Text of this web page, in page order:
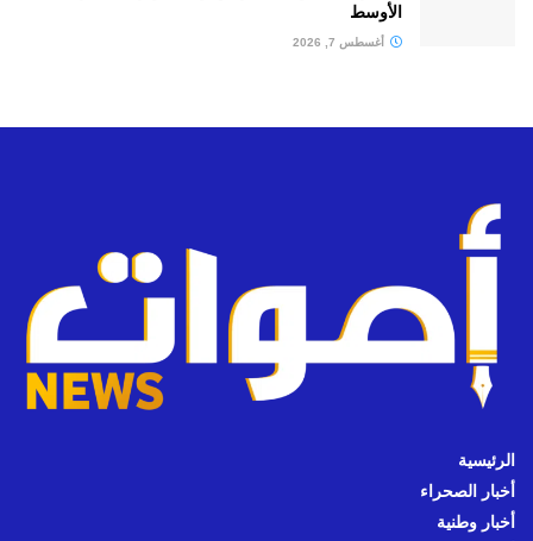
الأوسط
أغسطس 7, 2026
الرئيسية
أخبار الصحراء
أخبار وطنية